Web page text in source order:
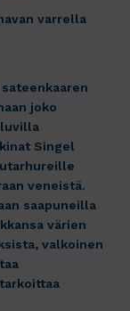
varrella
joko
Singel
veneistä.
saapuneilla
värien
valkoinen